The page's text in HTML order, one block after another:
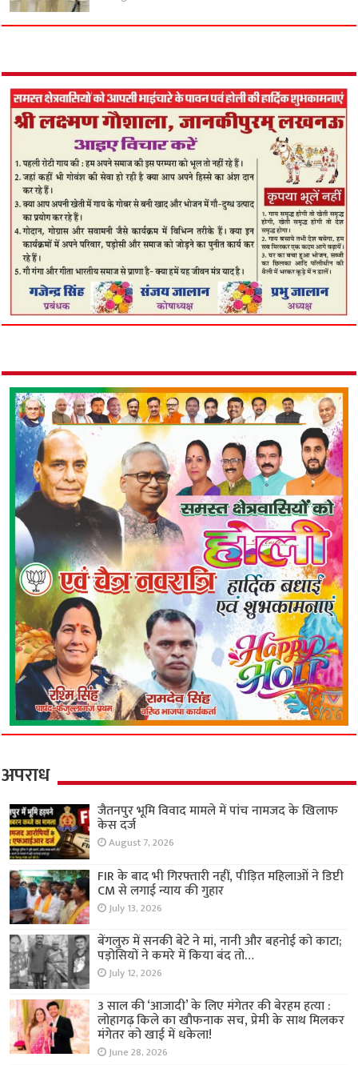
अपराध
जैतनपुर भूमि विवाद मामले में पांच नामजद के खिलाफ
केस दर्ज
August 7, 2026
FIR के बाद भी गिरफ्तारी नहीं, पीड़ित महिलाओं ने डिप्टी
CM से लगाई न्याय की गुहार
July 13, 2026
बेंगलुरु में सनकी बेटे ने मां, नानी और बहनोई को काटा;
पड़ोसियों ने कमरे में किया बंद तो…
July 12, 2026
3 साल की ‘आजादी’ के लिए मंगेतर की बेरहम हत्या :
लोहागढ़ किले का खौफनाक सच, प्रेमी के साथ मिलकर
मंगेतर को खाई में धकेला!
June 28, 2026